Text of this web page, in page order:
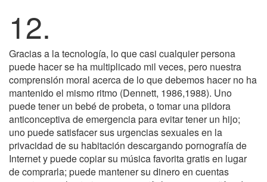
12.
Gracias a la tecnología, lo que casi cualquier persona
puede hacer se ha multiplicado mil veces, pero nuestra
comprensión moral acerca de lo que debemos hacer no ha
mantenido el mismo ritmo (Dennett, 1986,1988). Uno
puede tener un bebé de probeta, o tomar una pildora
anticonceptiva de emergencia para evitar tener un hijo;
uno puede satisfacer sus urgencias sexuales en la
privacidad de su habitación descargando pornografía de
Internet y puede copiar su música favorita gratis en lugar
de comprarla; puede mantener su dinero en cuentas